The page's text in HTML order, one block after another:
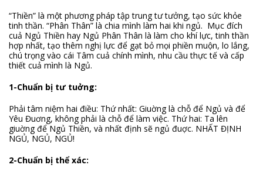
“Thiền” là một phương pháp tập trung tư tưởng, tạo sức khỏe
tinh thần. “Phân Thân” là chia mình làm hai khi ngủ. Mục đích
cuả Ngủ Thiền hay Ngủ Phân Thân là làm cho khí lực, tinh thần
hợp nhất, tạo thêm nghị lực để gạt bỏ mọi phiền muộn, lo lắng,
chú trọng vào cái Tâm cuả chính mình, nhu cầu thực tế và cấp
thiết cuả mình là Ngủ.
1-Chuẩn bị tư tuởng:
Phải tâm niệm hai điều: Thứ nhất: Giuờng là chỗ để Ngủ và để
Yêu Đuơng, không phải là chỗ để làm việc. Thứ hai: Ta lên
giuờng để Ngủ Thiền, và nhất định sẽ ngủ đuợc. NHẤT ĐỊNH
NGỦ, NGỦ, NGỦ!
2-Chuẩn bị thể xác: